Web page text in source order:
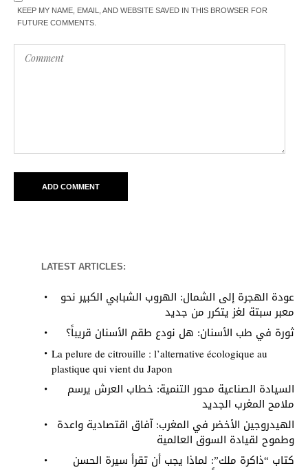
KEEP MY NAME, EMAIL, AND WEBSITE SAVED IN THIS BROWSER FOR
FUTURE COMMENTS.
LATEST ARTICLES:
عودة الهجرة إلى الشمال: الهروب الشبابي الكبير نحو
معبر سبتة لغز يتكرر من جديد
ثورة في طب الأسنان: هل نودع طقم الأسنان قريباً؟
La pelure de citrouille : l’alternative écologique au
plastique qui vient du Japon
السيادة الصناعية محور التنمية: خطاب العرش يرسم
ملامح المغرب الجديد
الهيدروجين الأخضر في المغرب: آفاق اقتصادية واعدة
وطموح لقيادة السوق العالمية
كتاب “ذاكرة ملك”: لماذا يجب أن تقرأ سيرة الحسن